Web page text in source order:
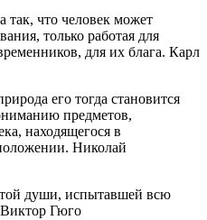
так, что человек может
только работая для
для их блага. Карл
его тогда становится
предметов,
находящегося в
Николай
души, испытавшей всю
Виктор Гюго